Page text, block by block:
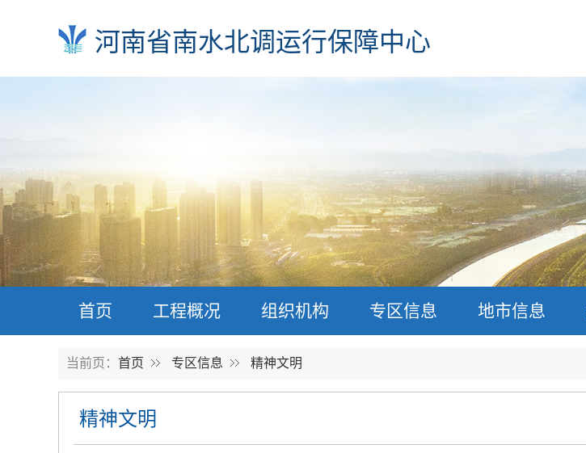
河南省南水北调运行保障中心
首页 工程概况 组织机构 专区信息 地市信息
当前页： 首页 专区信息 精神文明
精神文明